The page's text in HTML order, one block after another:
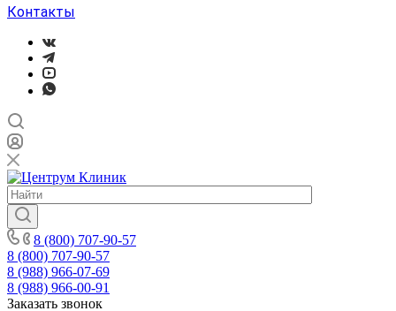
Контакты
8 (800) 707-90-57
8 (800) 707-90-57
8 (988) 966-07-69
8 (988) 966-00-91
Заказать звонок